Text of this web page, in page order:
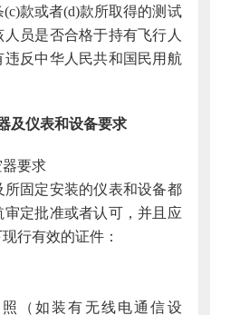
(c)款或者(d)款所取得的测试
员是否合格于持有飞行人
违反中华人民共和国民用航
及仪表和设备要求
要求
所固定安装的仪表和设备都
定批准或者认可，并且应
行有效的证件：
（如装有无线电通信设